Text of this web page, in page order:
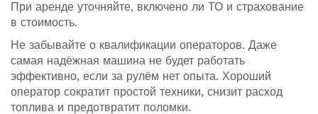
При аренде уточняйте, включено ли ТО и страхование
в стоимость.
Не забывайте о квалификации операторов. Даже
самая надёжная машина не будет работать
эффективно, если за рулём нет опыта. Хороший
оператор сократит простой техники, снизит расход
топлива и предотвратит поломки.